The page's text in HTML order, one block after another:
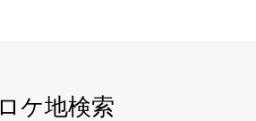
ロケ地検索